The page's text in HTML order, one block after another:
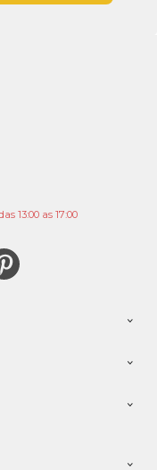
13:00 as 17:00